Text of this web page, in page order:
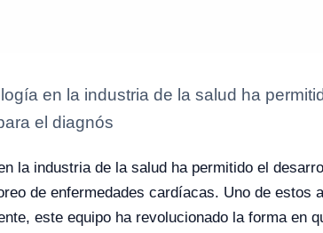
en la industria de la salud ha
el diagnós
la industria de la salud ha permitido el
de enfermedades cardíacas. Uno de
este equipo ha revolucionado la forma en